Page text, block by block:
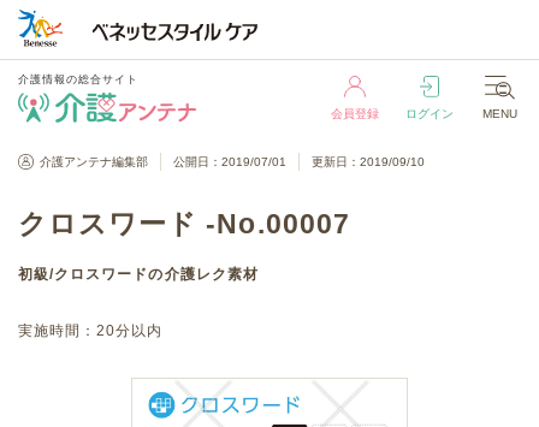
介護情報の総合サイト
会員登録 ログイン MENU
介護情報の総合サイト
介護アンテナ編集部 公開日：2019/07/01 更新日：2019/09/10
クロスワード -No.00007
初級/クロスワードの介護レク素材
実施時間：20分以内